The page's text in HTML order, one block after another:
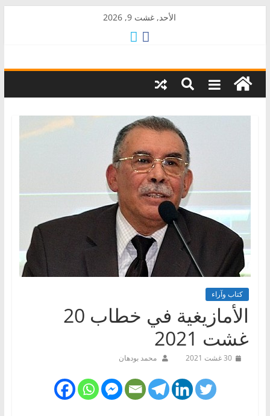
الأحد, غشت 9, 2026
AkalPress
منبر
كتاب وآراء
الأمازيغية في خطاب 20
غشت 2021
30 غشت 2021 محمد بودهان